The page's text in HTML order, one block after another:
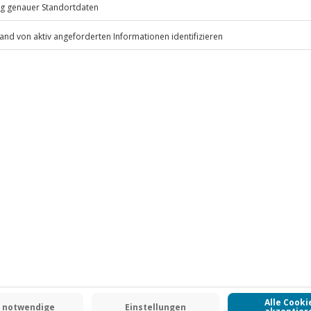
-15% CLUB DEAL